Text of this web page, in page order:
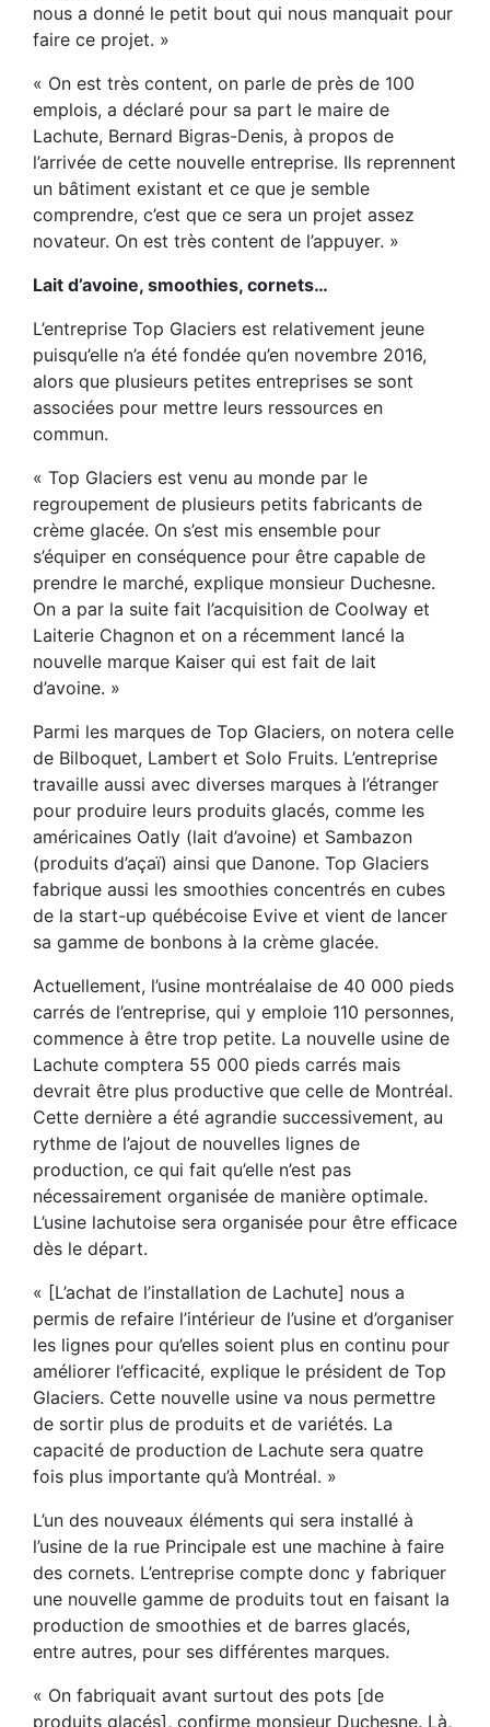
nous a donné le petit bout qui nous manquait pour
faire ce projet. »
« On est très content, on parle de près de 100
emplois, a déclaré pour sa part le maire de
Lachute, Bernard Bigras-Denis, à propos de
l’arrivée de cette nouvelle entreprise. Ils reprennent
un bâtiment existant et ce que je semble
comprendre, c’est que ce sera un projet assez
novateur. On est très content de l’appuyer. »
Lait d’avoine, smoothies, cornets…
L’entreprise Top Glaciers est relativement jeune
puisqu’elle n’a été fondée qu’en novembre 2016,
alors que plusieurs petites entreprises se sont
associées pour mettre leurs ressources en
commun.
« Top Glaciers est venu au monde par le
regroupement de plusieurs petits fabricants de
crème glacée. On s’est mis ensemble pour
s’équiper en conséquence pour être capable de
prendre le marché, explique monsieur Duchesne.
On a par la suite fait l’acquisition de Coolway et
Laiterie Chagnon et on a récemment lancé la
nouvelle marque Kaiser qui est fait de lait
d’avoine. »
Parmi les marques de Top Glaciers, on notera celle
de Bilboquet, Lambert et Solo Fruits. L’entreprise
travaille aussi avec diverses marques à l’étranger
pour produire leurs produits glacés, comme les
américaines Oatly (lait d’avoine) et Sambazon
(produits d’açaï) ainsi que Danone. Top Glaciers
fabrique aussi les smoothies concentrés en cubes
de la start-up québécoise Evive et vient de lancer
sa gamme de bonbons à la crème glacée.
Actuellement, l’usine montréalaise de 40 000 pieds
carrés de l’entreprise, qui y emploie 110 personnes,
commence à être trop petite. La nouvelle usine de
Lachute comptera 55 000 pieds carrés mais
devrait être plus productive que celle de Montréal.
Cette dernière a été agrandie successivement, au
rythme de l’ajout de nouvelles lignes de
production, ce qui fait qu’elle n’est pas
nécessairement organisée de manière optimale.
L’usine lachutoise sera organisée pour être efficace
dès le départ.
« [L’achat de l’installation de Lachute] nous a
permis de refaire l’intérieur de l’usine et d’organiser
les lignes pour qu’elles soient plus en continu pour
améliorer l’efficacité, explique le président de Top
Glaciers. Cette nouvelle usine va nous permettre
de sortir plus de produits et de variétés. La
capacité de production de Lachute sera quatre
fois plus importante qu’à Montréal. »
L’un des nouveaux éléments qui sera installé à
l’usine de la rue Principale est une machine à faire
des cornets. L’entreprise compte donc y fabriquer
une nouvelle gamme de produits tout en faisant la
production de smoothies et de barres glacés,
entre autres, pour ses différentes marques.
« On fabriquait avant surtout des pots [de
produits glacés], confirme monsieur Duchesne. Là,